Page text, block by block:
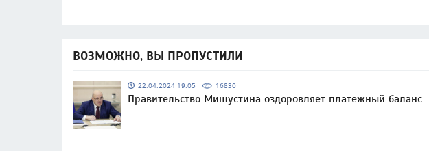
ВОЗМОЖНО, ВЫ ПРОПУСТИЛИ
22.04.2024 19:05 16830
Правительство Мишустина оздоровляет платежный баланс